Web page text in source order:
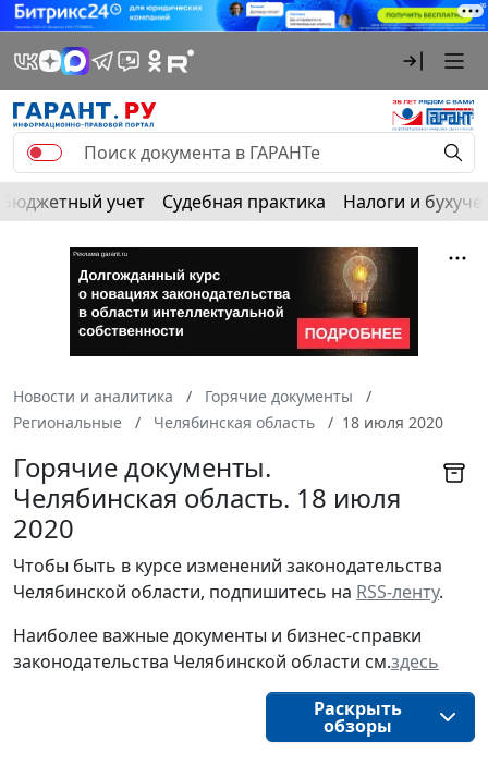
Бюджетный учет Судебная практика Налоги и
Новости и аналитика
Горячие документы
Региональные
Челябинская область 18 июля 2020
Горячие документы.
Челябинская область. 18 июля
2020
Чтобы быть в курсе изменений законодательства
Челябинской области, подпишитесь на RSS-ленту.
Наиболее важные документы и бизнес-справки
законодательства Челябинской области см.здесь
Раскрыть
обзоры